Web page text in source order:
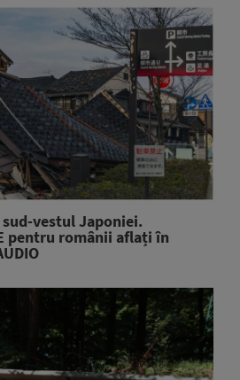
vestul Japoniei.
pentru românii aflați în